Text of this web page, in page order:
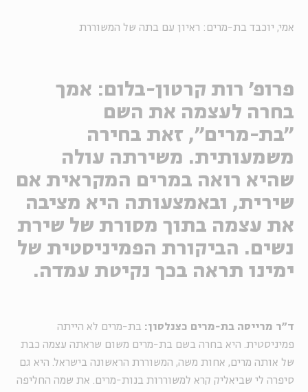
אמי, יוכבד בת-מרים: ראיון עם בתה של המשוררת
פרופ' רות קרטון-בלום: אמך
בחרה לעצמה את השם
"בת-מרים", זאת בחירה
משמעותית. משירתה עולה
שהיא רואה במרים המקראית אם
שירית, ובאמצעותה היא מציבה
את עצמה בתוך מסורת של שירת
נשים. הביקורת הפמיניסטית של
ימינו תראה בכך נקיטת עמדה.
ד"ר מרייסה בת-מרים כצנלסון: בת-מרים לא הייתה
פמיניסטית. היא בחרה בשם בת-מרים משום שראתה עצמה כבת
של אותה מרים, אחות משה, המשוררת הראשונה בישראל. היא גם
סיפרה לי שביאליק קרא למשוררות בנות-מרים. את שמה החליפה